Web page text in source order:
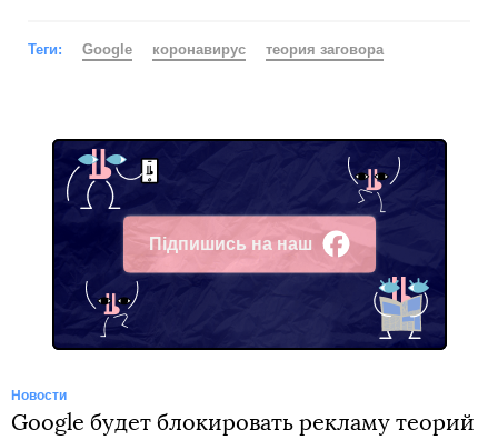
Теги: Google коронавирус теория заговора
Підпишись на наш
Facebook
Новости
Google будет блокировать рекламу теорий